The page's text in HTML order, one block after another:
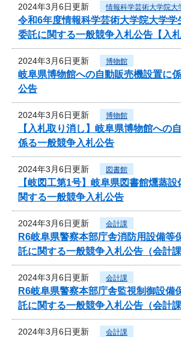
2024年3月6日更新 情報科学芸術大学院大
令和6年度情報科学芸術大学院大学学
委託に関する一般競争入札公告【入
2024年3月6日更新 博物館
岐阜県博物館への自動販売機設置に
公告
2024年3月6日更新 博物館
【入札取り消し】岐阜県博物館への
係る一般競争入札公告
2024年3月6日更新 図書館
【岐図工第1号】岐阜県図書館燻蒸
関する一般競争入札公告
2024年3月6日更新 会計課
R6岐阜県警察本部庁舎消防用設備等
託に関する一般競争入札公告（会計課
2024年3月6日更新 会計課
R6岐阜県警察本部庁舎監視制御設備
託に関する一般競争入札公告（会計課
2024年3月6日更新 会計課